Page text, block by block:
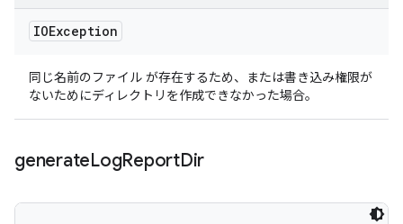
IOException
同じ名前のファイル が存在するため、または書き込み権限が
ないためにディレクトリを作成できなかった場合。
generateLogReportDir